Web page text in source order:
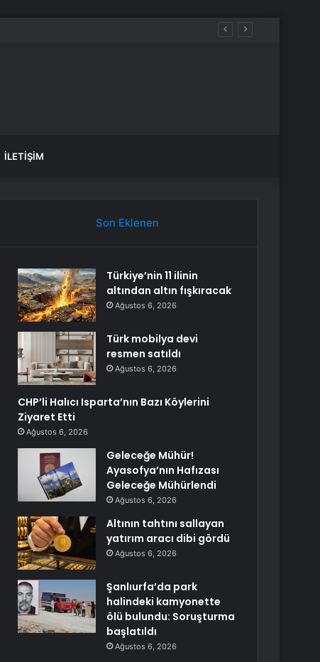
İLETIŞIM
Son Eklenen
Türkiye’nin 11 ilinin
altından altın fışkıracak
Ağustos 6, 2026
Türk mobilya devi
resmen satıldı
Ağustos 6, 2026
CHP’li Halıcı Isparta’nın Bazı Köylerini
Ziyaret Etti
Ağustos 6, 2026
Geleceğe Mühür!
Ayasofya’nın Hafızası
Geleceğe Mühürlendi
Ağustos 6, 2026
Altının tahtını sallayan
yatırım aracı dibi gördü
Ağustos 6, 2026
Şanlıurfa’da park
halindeki kamyonette
ölü bulundu: Soruşturma
başlatıldı
Ağustos 6, 2026